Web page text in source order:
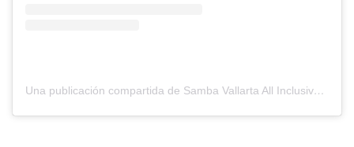
Una publicación compartida de Samba Vallarta All Inclusive (@sambavallarta)